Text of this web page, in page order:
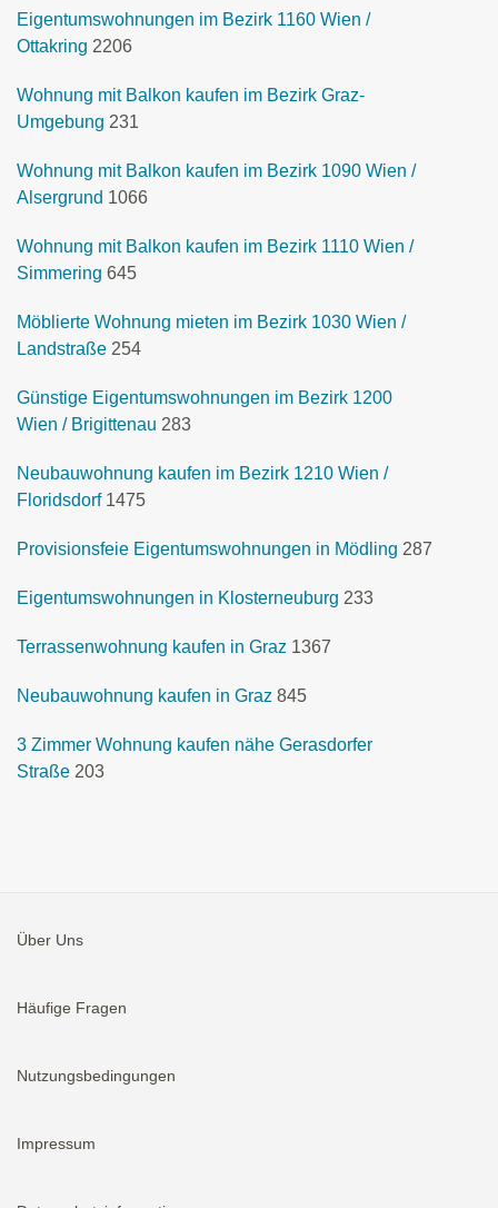
Eigentumswohnungen im Bezirk 1160 Wien /
Ottakring 2206
Wohnung mit Balkon kaufen im Bezirk Graz-
Umgebung 231
Wohnung mit Balkon kaufen im Bezirk 1090 Wien /
Alsergrund 1066
Wohnung mit Balkon kaufen im Bezirk 1110 Wien /
Simmering 645
Möblierte Wohnung mieten im Bezirk 1030 Wien /
Landstraße 254
Günstige Eigentumswohnungen im Bezirk 1200
Wien / Brigittenau 283
Neubauwohnung kaufen im Bezirk 1210 Wien /
Floridsdorf 1475
Provisionsfeie Eigentumswohnungen in Mödling 287
Eigentumswohnungen in Klosterneuburg 233
Terrassenwohnung kaufen in Graz 1367
Neubauwohnung kaufen in Graz 845
3 Zimmer Wohnung kaufen nähe Gerasdorfer
Straße 203
Über Uns
Häufige Fragen
Nutzungsbedingungen
Impressum